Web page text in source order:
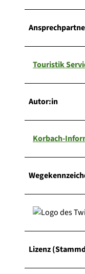
Touristik
Autor:in
Korbach-
Lizenz